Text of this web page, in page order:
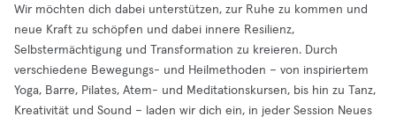
Wir möchten dich dabei unterstützen, zur Ruhe zu kommen und
neue Kraft zu schöpfen und dabei innere Resilienz,
Selbstermächtigung und Transformation zu kreieren. Durch
verschiedene Bewegungs- und Heilmethoden – von inspiriertem
Yoga, Barre, Pilates, Atem- und Meditationskursen, bis hin zu Tanz,
Kreativität und Sound – laden wir dich ein, in jeder Session Neues